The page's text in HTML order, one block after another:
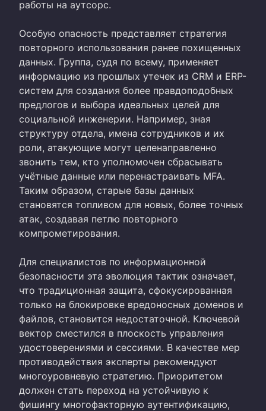
работы на аутсорс.
Особую опасность представляет стратегия
повторного использования ранее похищенных
данных. Группа, судя по всему, применяет
информацию из прошлых утечек из CRM и ERP-
систем для создания более правдоподобных
предлогов и выбора идеальных целей для
социальной инженерии. Например, зная
структуру отдела, имена сотрудников и их
роли, атакующие могут целенаправленно
звонить тем, кто уполномочен сбрасывать
учётные данные или перенастраивать MFA.
Таким образом, старые базы данных
становятся топливом для новых, более точных
атак, создавая петлю повторного
компрометирования.
Для специалистов по информационной
безопасности эта эволюция тактик означает,
что традиционная защита, сфокусированная
только на блокировке вредоносных доменов и
файлов, становится недостаточной. Ключевой
вектор сместился в плоскость управления
удостоверениями и сессиями. В качестве мер
противодействия эксперты рекомендуют
многоуровневую стратегию. Приоритетом
должен стать переход на устойчивую к
фишингу многофакторную аутентификацию,